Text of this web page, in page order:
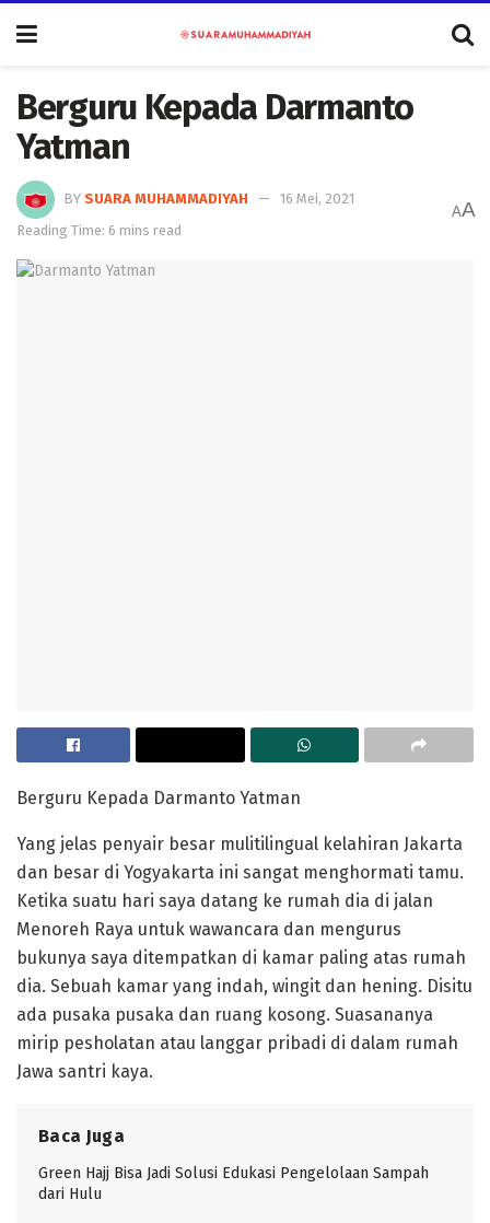
Berguru Kepada Darmanto
Yatman
BY SUARA MUHAMMADIYAH
16 Mei, 2021
Reading Time: 6 mins read
AA
Berguru Kepada Darmanto Yatman
Yang jelas penyair besar mulitilingual kelahiran Jakarta
dan besar di Yogyakarta ini sangat menghormati tamu.
Ketika suatu hari saya datang ke rumah dia di jalan
Menoreh Raya untuk wawancara dan mengurus
bukunya saya ditempatkan di kamar paling atas rumah
dia. Sebuah kamar yang indah, wingit dan hening. Disitu
ada pusaka pusaka dan ruang kosong. Suasananya
mirip pesholatan atau langgar pribadi di dalam rumah
Jawa santri kaya.
Baca Juga
Green Hajj Bisa Jadi Solusi Edukasi Pengelolaan Sampah
dari Hulu